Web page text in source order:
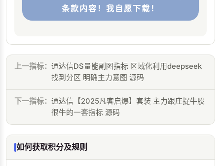
条款内容！我自愿下载！
上一指标： 通达信DS量能副图指标 区域化利用deepseek
找到分区 明确主力意图 源码
下一指标： 通达信【2025凡客启爆】套装 主力跟庄捉牛股
很牛的一套指标 源码
如何获取积分及规则